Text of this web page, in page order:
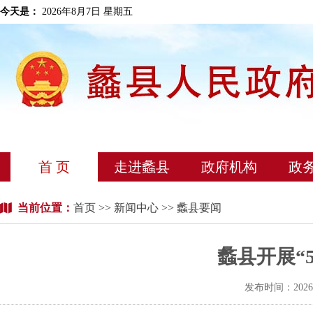
今天是： 2026年8月7日 星期五
首 页 走进蠡县 政府机构 政
当前位置： 首页 >> 新闻中心 >> 蠡县要闻
蠡县开展
发布时间：